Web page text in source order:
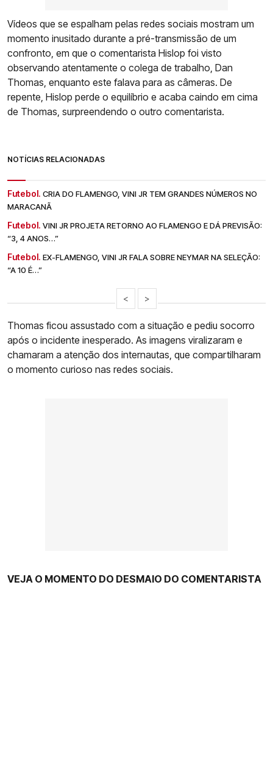
Vídeos que se espalham pelas redes sociais mostram um
momento inusitado durante a pré-transmissão de um
confronto, em que o comentarista Hislop foi visto
observando atentamente o colega de trabalho, Dan
Thomas, enquanto este falava para as câmeras. De
repente, Hislop perde o equilíbrio e acaba caindo em cima
de Thomas, surpreendendo o outro comentarista.
NOTÍCIAS RELACIONADAS
Futebol. CRIA DO FLAMENGO, VINI JR TEM GRANDES NÚMEROS NO
MARACANÃ
Futebol. VINI JR PROJETA RETORNO AO FLAMENGO E DÁ PREVISÃO:
“3, 4 ANOS…”
Futebol. EX-FLAMENGO, VINI JR FALA SOBRE NEYMAR NA SELEÇÃO:
“A 10 É…”
< >
Thomas ficou assustado com a situação e pediu socorro
após o incidente inesperado. As imagens viralizaram e
chamaram a atenção dos internautas, que compartilharam
o momento curioso nas redes sociais.
VEJA O MOMENTO DO DESMAIO DO COMENTARISTA